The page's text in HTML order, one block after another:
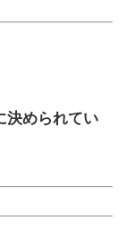
決められてい